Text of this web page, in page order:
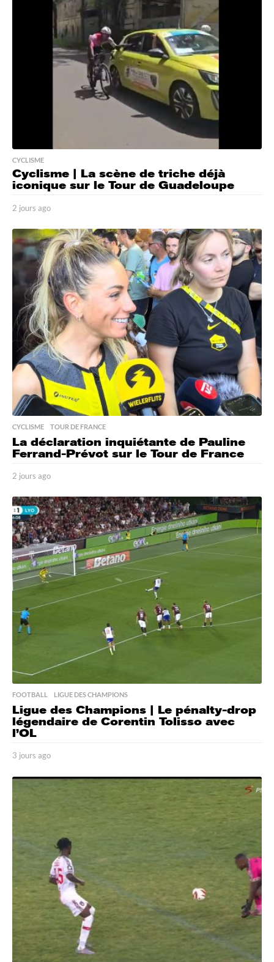
a
o
CYCLISME
Cyclisme | La scène de triche déjà
iconique sur le Tour de Guadeloupe
2 jours ago
o
u
r
s
a
g
o
CYCLISME ,TOUR DE FRANCE
La déclaration inquiétante de Pauline
Ferrand-Prévot sur le Tour de France
2 jours ago
o
u
r
s
a
g
o
FOOTBALL ,LIGUE DES CHAMPIONS
Ligue des Champions | Le pénalty-drop
légendaire de Corentin Tolisso avec
l’OL
3 jours ago
o
o